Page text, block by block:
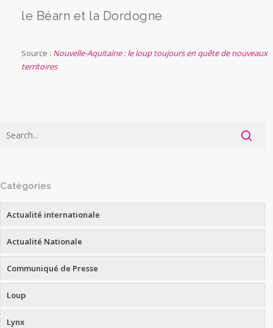
le Béarn et la Dordogne
Source : Nouvelle-Aquitaine : le loup toujours en quête de nouveaux
territoires
Catégories
Actualité internationale
Actualité Nationale
Communiqué de Presse
Loup
Lynx